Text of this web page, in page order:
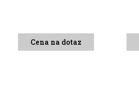
Cena na dotaz